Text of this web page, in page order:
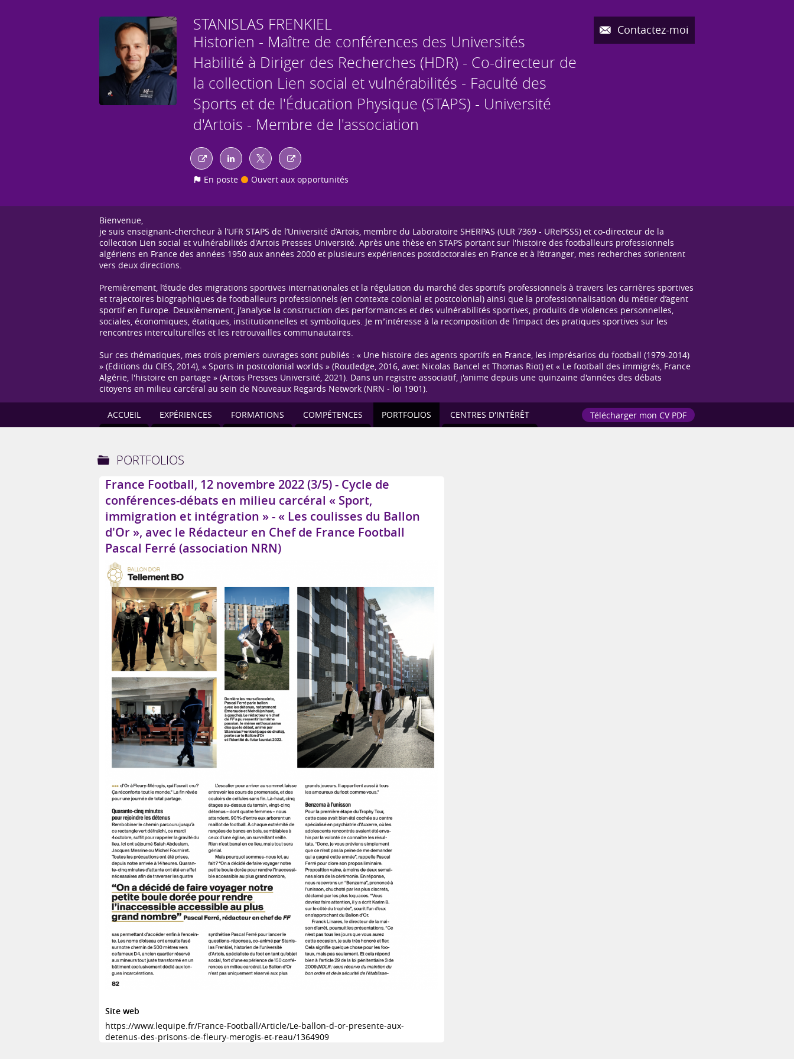
STANISLAS FRENKIEL
Historien - Maître de conférences des Universités
Habilité à Diriger des Recherches (HDR) - Co-directeur de
la collection Lien social et vulnérabilités - Faculté des
Sports et de l'Éducation Physique (STAPS) - Université
d'Artois - Membre de l'association
En poste Ouvert aux opportunités
Contactez-moi
Bienvenue,
je suis enseignant-chercheur à l’UFR STAPS de l’Université d’Artois, membre du Laboratoire SHERPAS (ULR 7369 - URePSSS) et co-directeur de la
collection Lien social et vulnérabilités d'Artois Presses Université. Après une thèse en STAPS portant sur l'histoire des footballeurs professionnels
algériens en France des années 1950 aux années 2000 et plusieurs expériences postdoctorales en France et à l’étranger, mes recherches s’orientent
vers deux directions.
Premièrement, l’étude des migrations sportives internationales et la régulation du marché des sportifs professionnels à travers les carrières sportives
et trajectoires biographiques de footballeurs professionnels (en contexte colonial et postcolonial) ainsi que la professionnalisation du métier d’agent
sportif en Europe. Deuxièmement, j'analyse la construction des performances et des vulnérabilités sportives, produits de violences personnelles,
sociales, économiques, étatiques, institutionnelles et symboliques. Je m'’intéresse à la recomposition de l’impact des pratiques sportives sur les
rencontres interculturelles et les retrouvailles communautaires.
Sur ces thématiques, mes trois premiers ouvrages sont publiés : « Une histoire des agents sportifs en France, les imprésarios du football (1979-2014)
» (Editions du CIES, 2014), « Sports in postcolonial worlds » (Routledge, 2016, avec Nicolas Bancel et Thomas Riot) et « Le football des immigrés, France
Algérie, l'histoire en partage » (Artois Presses Université, 2021). Dans un registre associatif, j'anime depuis une quinzaine d'années des débats
citoyens en milieu carcéral au sein de Nouveaux Regards Network (NRN - loi 1901).
ACCUEIL EXPÉRIENCES FORMATIONS COMPÉTENCES PORTFOLIOS CENTRES D'INTÉRÊT Télécharger mon CV PDF
PORTFOLIOS
France Football, 12 novembre 2022 (3/5) - Cycle de
conférences-débats en milieu carcéral « Sport,
immigration et intégration » - « Les coulisses du Ballon
d'Or », avec le Rédacteur en Chef de France Football
Pascal Ferré (association NRN)
Site web
https://www.lequipe.fr/France-Football/Article/Le-ballon-d-or-presente-aux-
detenus-des-prisons-de-fleury-merogis-et-reau/1364909